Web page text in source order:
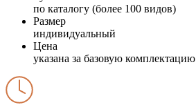
по каталогу (более 100 видов)
Размер
индивидуальный
Цена
указана за базовую комплектацию